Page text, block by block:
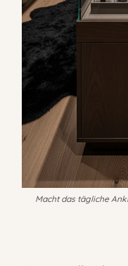
Macht das tägliche